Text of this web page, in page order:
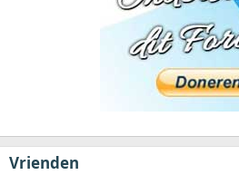
Vrienden